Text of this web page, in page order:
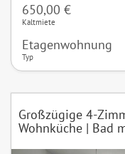
650,00 €
Kaltmiete
Etagenwohnung
Typ
Großzügige 4-
Wohnküche | Bad